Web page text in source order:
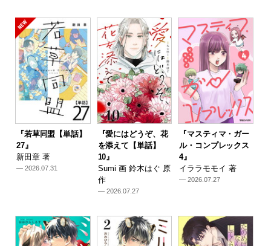
『若草同盟【単話】
27』
新田章 著
— 2026.07.31
『愛にはどうぞ、花
を添えて【単話】
10』
Sumi 画 鈴木はぐ 原
作
— 2026.07.27
『マスティマ・ガー
ル・コンプレックス
4』
イララモモイ 著
— 2026.07.27